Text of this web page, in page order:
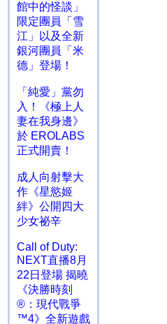
館中的怪談」
限定團員「雪
江」以及全新
銀河團員「米
德」登場！
「純愛」黨勿
入！《極上人
妻在我身邊》
於 EROLABS
正式開賣！
成人向射擊大
作《星慾姬
絆》公開四大
少女祕辛
Call of Duty:
NEXT直播8月
22日登場 揭曉
《決勝時刻
®：現代戰爭
™4》全新遊戲